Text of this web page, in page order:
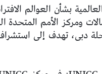
بشأن العوالم
ومركز الأمم
دبى، تهدف إلى